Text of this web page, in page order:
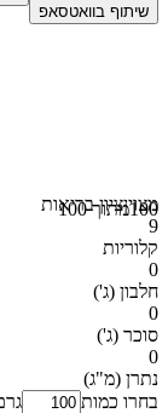
שיתוף בוואטסאפ
100מתוך 100מצויןציון בריאות
9
קלוריות
0
חלבון (ג')
0
סוכר (ג')
0
נתרן (מ"ג)
בחרו כמות